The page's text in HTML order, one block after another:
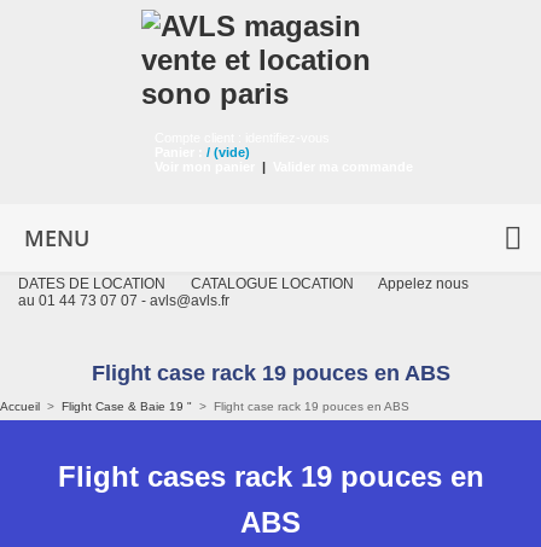
/ (vide)
|
MENU
DATES DE LOCATION CATALOGUE LOCATION
Appelez nous
au 01 44 73 07 07 - avls@avls.fr
Flight case rack 19 pouces en ABS
Accueil > Flight Case & Baie 19 " > Flight case rack 19 pouces en ABS
Flight cases rack 19 pouces en
ABS